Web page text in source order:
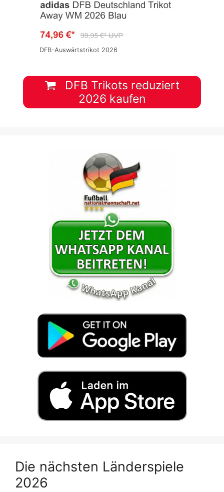
DFB-Auswärtstrikot 2026
DFB Trikots reduziert
2026 kaufen
Die nächsten Länderspiele
2026